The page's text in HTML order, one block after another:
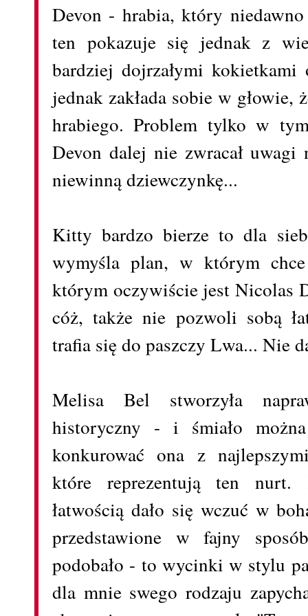
Devon - hrabia, który
ten pokazuje się jednak z
bardziej dojrzałymi
jednak zakłada sobie w
hrabiego. Problem tylko w
Devon dalej nie zwracał uwagi
niewinną dziewczynkę...
Kitty bardzo bierze to dla
wymyśla plan, w którym
którym oczywiście jest Nicolas
cóż, także nie pozwoli sobą
trafia się do paszczy Lwa... Nie
Melisa Bel stworzyła
historyczny - i śmiało
konkurować ona z
które reprezentują ten nurt.
łatwością dało się wczuć w
przedstawione w fajny
podobało - to wycinki w stylu
dla mnie swego rodzaju